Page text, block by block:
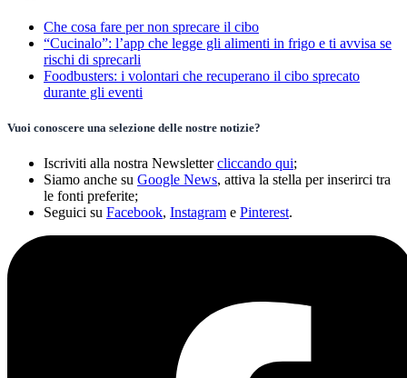
Che cosa fare per non sprecare il cibo
“Cucinalo”: l’app che legge gli alimenti in frigo e ti avvisa se
rischi di sprecarli
Foodbusters: i volontari che recuperano il cibo sprecato
durante gli eventi
Vuoi conoscere una selezione delle nostre notizie?
Iscriviti alla nostra Newslettercliccando qui;
Siamo anche su Google News, attiva la stella per inserirci tra
le fonti preferite;
Seguici su Facebook, Instagram e Pinterest.